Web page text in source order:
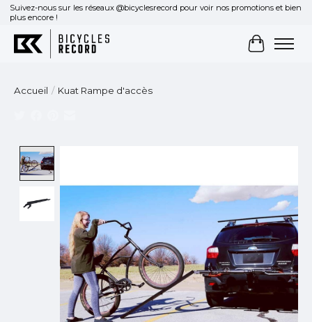
Suivez-nous sur les réseaux @bicyclesrecord pour voir nos promotions et bien
plus encore !
Panier
Accueil / Kuat Rampe d'accès